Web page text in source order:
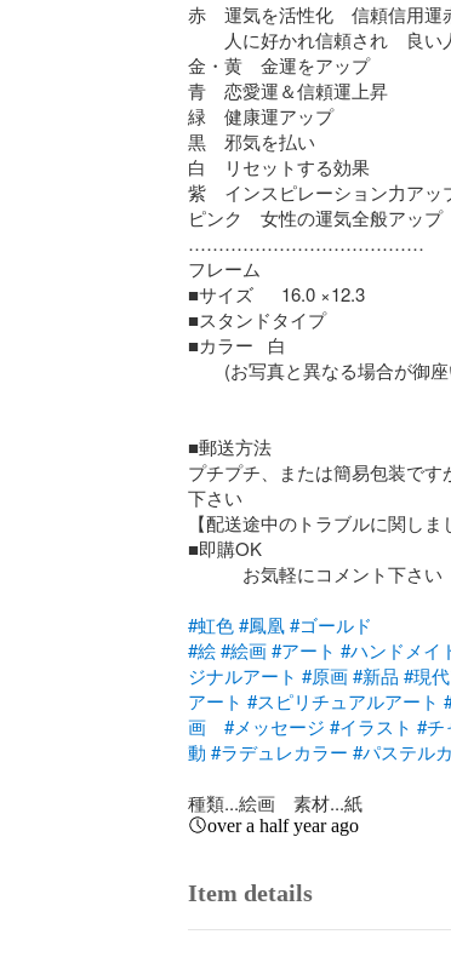
赤　運気を活性化　信頼信用運
人に好かれ信頼され　良い
金・黄　金運をアップ
青　恋愛運＆信頼運上昇
緑　健康運アップ
黒　邪気を払い
白　リセットする効果
紫　インスピレーション力アッ
ピンク　女性の運気全般アップ
…………………………………
フレーム
■サイズ  　16.0 ×12.3
■スタンドタイプ
■カラー   白
(お写真と異なる場合が御
■郵送方法
プチプチ、または簡易包装で
下さい
【配送途中のトラブルに関し
■即購OK
お気軽にコメント下さい
#虹色 #鳳凰 #ゴールド
#絵 #絵画 #アート #ハンドメイ
ジナルアート #原画 #新品 #現
アート #スピリチュアルアート
画
#メッセージ #イラスト #チ
動 #ラデュレカラー #パステル
種類...絵画　素材...紙
over a half year ago
Item details